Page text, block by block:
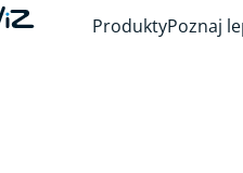
ProduktyPoznaj